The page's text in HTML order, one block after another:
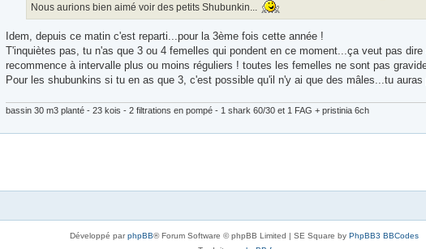
Nous aurions bien aimé voir des petits Shubunkin...
Idem, depuis ce matin c'est reparti...pour la 3ème fois cette année !
T'inquiètes pas, tu n'as que 3 ou 4 femelles qui pondent en ce moment...ça veut pas
recommence à intervalle plus ou moins réguliers ! toutes les femelles ne sont pas
Pour les shubunkins si tu en as que 3, c'est possible qu'il n'y ai que des mâles...tu
bassin 30 m3 planté - 23 kois - 2 filtrations en pompé - 1 shark 60/30 et 1 FAG + pristinia 6ch
Développé parphpBB® Forum Software © phpBB Limited | SE Square by PhpBB3 BBCodes